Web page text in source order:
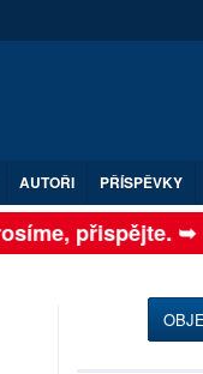
AUTOŘI PŘÍSPĚVKY
přispějte. ➥